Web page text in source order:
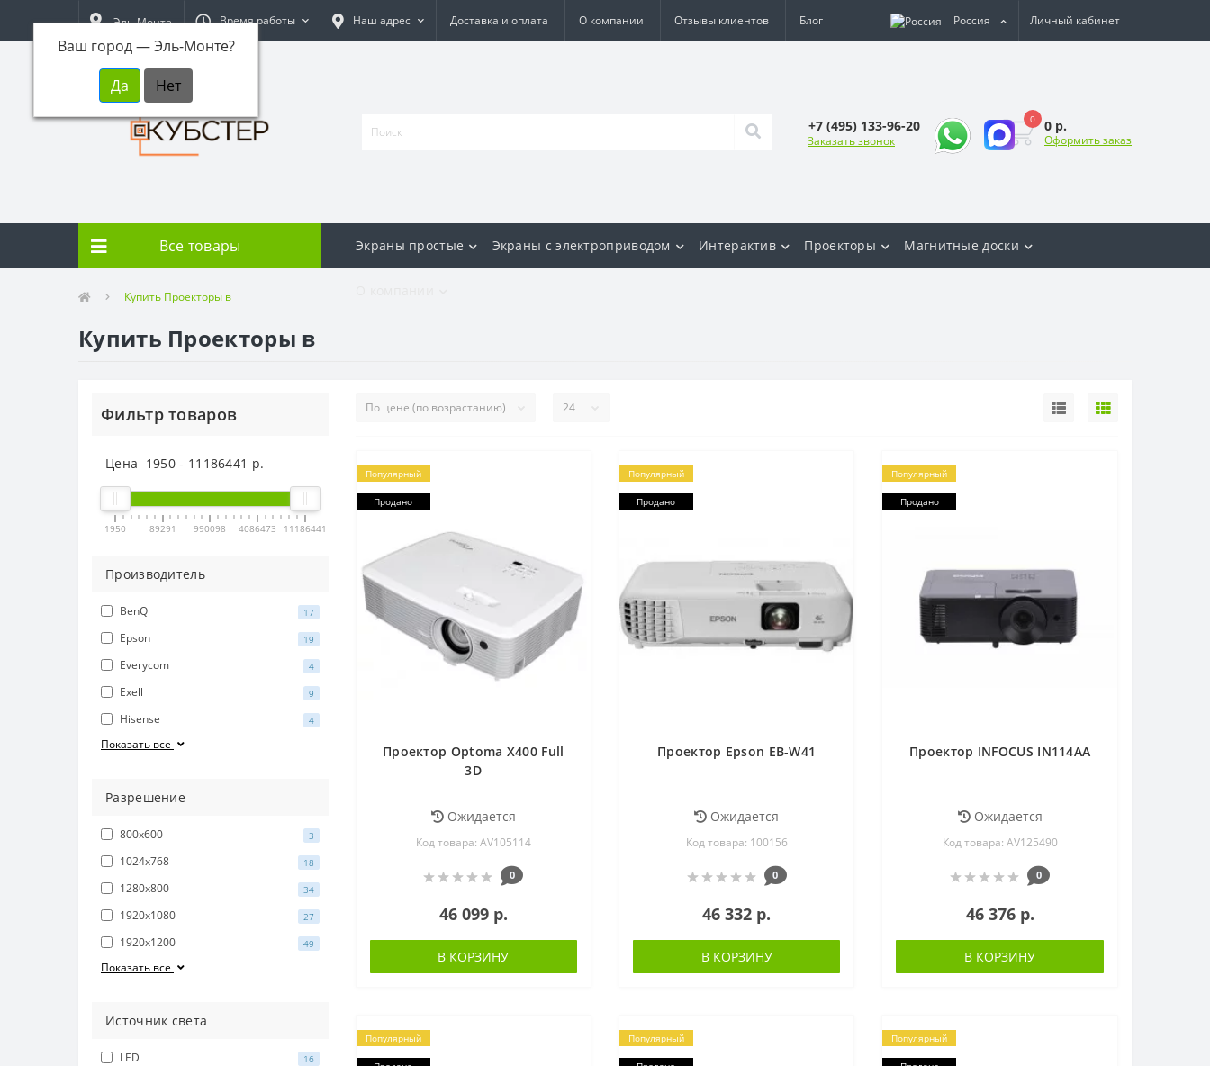
Эль-Монте
Ваш город —Эль-Монте?
Время работы Наш адрес Доставка и оплата О компании Отзывы клиентов Блог Россия Личный кабинет
+7 (495) 133-96-20
Заказать звонок
0 0 р.
Оформить заказ
Все товары Экраны простые Экраны с электроприводом Интерактив Проекторы Магнитные доски
Купить Проекторы в
Купить Проекторы в
Фильтр товаров
Цена 1950 - 11186441 р.
1950 89291 990098 4086473 11186441
Производитель
BenQ 17
Epson 19
Everycom 4
Exell 9
Hisense 4
Показать все
Разрешение
800x600 3
1024x768 18
1280x800 34
1920x1080 27
1920x1200 49
Показать все
Источник света
LED 16
Популярный
Продано
Проектор Optoma X400 Full
3D
Ожидается
Код товара: AV105114
0
46 099 р.
В КОРЗИНУ
Популярный
Продано
Проектор Epson EB-W41
Ожидается
Код товара: 100156
0
46 332 р.
В КОРЗИНУ
Популярный
Продано
Проектор INFOCUS IN114AA
Ожидается
Код товара: AV125490
0
46 376 р.
В КОРЗИНУ
Популярный Популярный Популярный